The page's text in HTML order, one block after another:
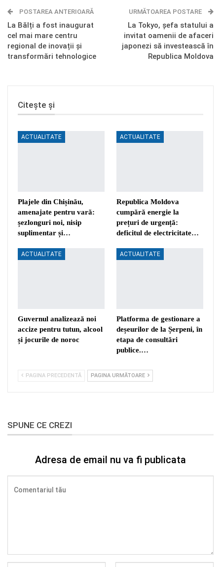
Telegram OK.ru
POSTAREA ANTERIOARĂ
La Bălți a fost inaugurat
cel mai mare centru
regional de inovații și
transformări tehnologice
URMĂTOAREA POSTARE
La Tokyo, șefa statului a
invitat oamenii de afaceri
japonezi să investească în
Republica Moldova
Citește și
ACTUALITATE
Plajele din Chișinău,
amenajate pentru vară:
șezlonguri noi, nisip
suplimentar și…
ACTUALITATE
Republica Moldova
cumpără energie la
prețuri de urgență:
deficitul de electricitate…
ACTUALITATE
Guvernul analizează noi
accize pentru tutun, alcool
și jocurile de noroc
ACTUALITATE
Platforma de gestionare a
deșeurilor de la Șerpeni, în
etapa de consultări
publice.…
PAGINA PRECEDENTĂ PAGINA URMĂTOARE
SPUNE CE CREZI
Adresa de email nu va fi publicata